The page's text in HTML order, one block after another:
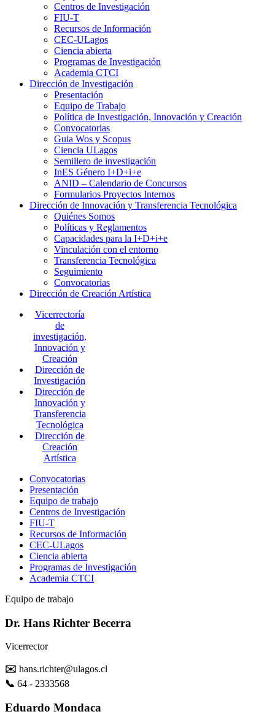
Centros de Investigación
FIU-T
Recursos de Información
CEC-ULagos
Ciencia abierta
Programas de Investigación
Academia CTCI
Dirección de Investigación
Presentación
Equipo de Trabajo
Política de Investigación, Innovación y Creación
Convocatorias
Guia Wos y Scopus
Ciencia ULagos
Semillero de investigación
InES Género I+D+i+e
ANID – Calendario de Concursos
Formularios Proyectos Internos
Dirección de Innovación y Transferencia Tecnológica
Quiénes Somos
Políticas y Reglamentos
Capacidades para la I+D+i+e
Vinculación con el entorno
Transferencia Tecnológica
Seguimiento
Convocatorias
Dirección de Creación Artística
Vicerrectoría
de
investigación,
Innovación y
Creación
Dirección de
Investigación
Dirección de
Innovación y
Transferencia
Tecnológica
Dirección de
Creación
Artística
Convocatorias
Presentación
Equipo de trabajo
Centros de Investigación
FIU-T
Recursos de Información
CEC-ULagos
Ciencia abierta
Programas de Investigación
Academia CTCI
Equipo de trabajo
Dr. Hans Richter Becerra
Vicerrector
✉️ hans.richter@ulagos.cl
📞 64 - 2333568
Eduardo Mondaca